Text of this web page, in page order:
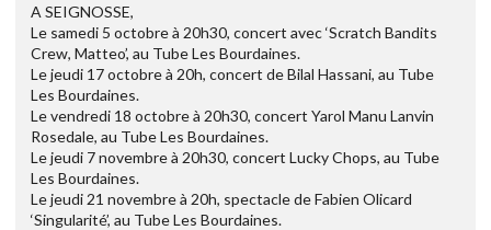
A SEIGNOSSE,
Le samedi 5 octobre à 20h30, concert avec ‘Scratch Bandits
Crew, Matteo’, au Tube Les Bourdaines.
Le jeudi 17 octobre à 20h, concert de Bilal Hassani, au Tube
Les Bourdaines.
Le vendredi 18 octobre à 20h30, concert Yarol Manu Lanvin
Rosedale, au Tube Les Bourdaines.
Le jeudi 7 novembre à 20h30, concert Lucky Chops, au Tube
Les Bourdaines.
Le jeudi 21 novembre à 20h, spectacle de Fabien Olicard
‘Singularité’, au Tube Les Bourdaines.